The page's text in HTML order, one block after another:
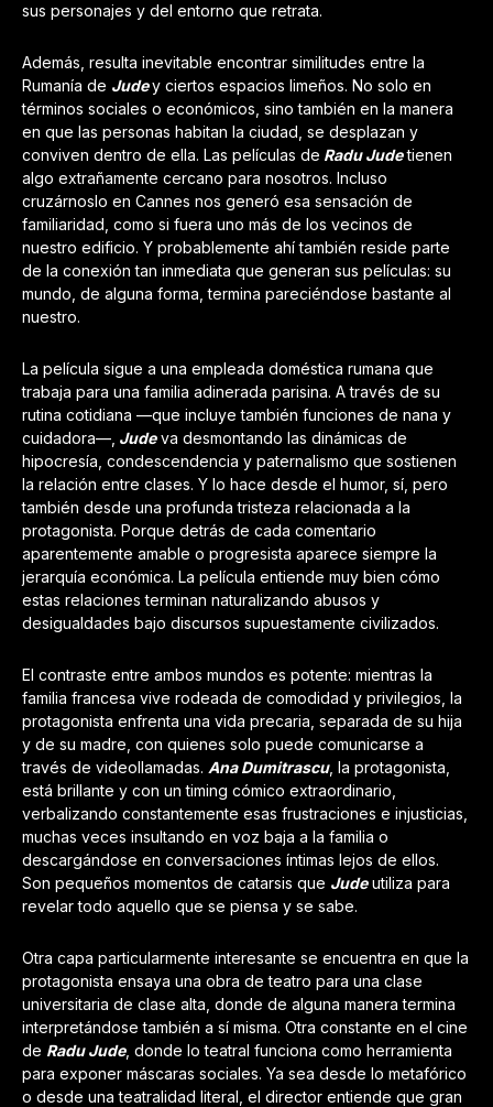
sus personajes y del entorno que retrata.
Además, resulta inevitable encontrar similitudes entre la
Rumanía de Judey ciertos espacios limeños. No solo en
términos sociales o económicos, sino también en la manera
en que las personas habitan la ciudad, se desplazan y
conviven dentro de ella. Las películas de Radu Judetienen
algo extrañamente cercano para nosotros. Incluso
cruzárnoslo en Cannes nos generó esa sensación de
familiaridad, como si fuera uno más de los vecinos de
nuestro edificio. Y probablemente ahí también reside parte
de la conexión tan inmediata que generan sus películas: su
mundo, de alguna forma, termina pareciéndose bastante al
nuestro.
La película sigue a una empleada doméstica rumana que
trabaja para una familia adinerada parisina. A través de su
rutina cotidiana —que incluye también funciones de nana y
cuidadora—, Judeva desmontando las dinámicas de
hipocresía, condescendencia y paternalismo que sostienen
la relación entre clases. Y lo hace desde el humor, sí, pero
también desde una profunda tristeza relacionada a la
protagonista. Porque detrás de cada comentario
aparentemente amable o progresista aparece siempre la
jerarquía económica. La película entiende muy bien cómo
estas relaciones terminan naturalizando abusos y
desigualdades bajo discursos supuestamente civilizados.
El contraste entre ambos mundos es potente: mientras la
familia francesa vive rodeada de comodidad y privilegios, la
protagonista enfrenta una vida precaria, separada de su hija
y de su madre, con quienes solo puede comunicarse a
través de videollamadas. Ana Dumitrascu, la protagonista,
está brillante y con un timing cómico extraordinario,
verbalizando constantemente esas frustraciones e injusticias,
muchas veces insultando en voz baja a la familia o
descargándose en conversaciones íntimas lejos de ellos.
Son pequeños momentos de catarsis que Judeutiliza para
revelar todo aquello que se piensa y se sabe.
Otra capa particularmente interesante se encuentra en que la
protagonista ensaya una obra de teatro para una clase
universitaria de clase alta, donde de alguna manera termina
interpretándose también a sí misma. Otra constante en el cine
de Radu Jude, donde lo teatral funciona como herramienta
para exponer máscaras sociales. Ya sea desde lo metafórico
o desde una teatralidad literal, el director entiende que gran